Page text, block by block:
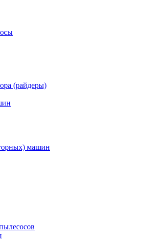
(райдеры)
машин